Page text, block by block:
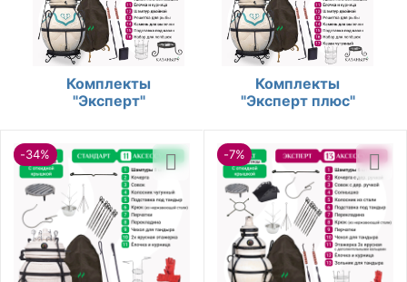
Комплекты
"Эксперт"
Комплекты
"Эксперт плюс"
-34% -7%